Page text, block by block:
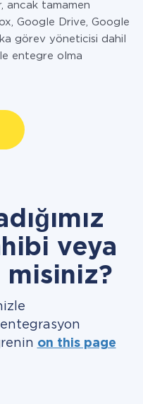
ancak tamamen
Google Drive, Google
görev yöneticisi dahil
entegre olma
veya
on this page